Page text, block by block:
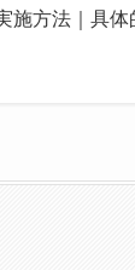
施方法｜具